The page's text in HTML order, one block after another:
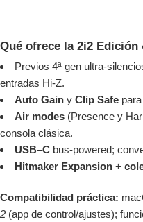
Qué ofrece la 2i2 Edición
Previos 4ª gen ultra-
entradas Hi-Z.
Auto Gain y Clip Safe
Air modes (Presence y
consola clásica.
USB–C bus-powered;
Hitmaker Expansion +
Compatibilidad práctica:
2 (app de control/ajustes);